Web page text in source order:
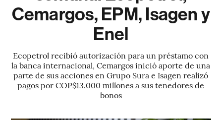
Cemargos, EPM, Isagen y
Enel
Ecopetrol recibió autorización para un préstamo con
la banca internacional, Cemargos inició aporte de una
parte de sus acciones en Grupo Sura e Isagen realizó
pagos por COP$13.000 millones a sus tenedores de
bonos